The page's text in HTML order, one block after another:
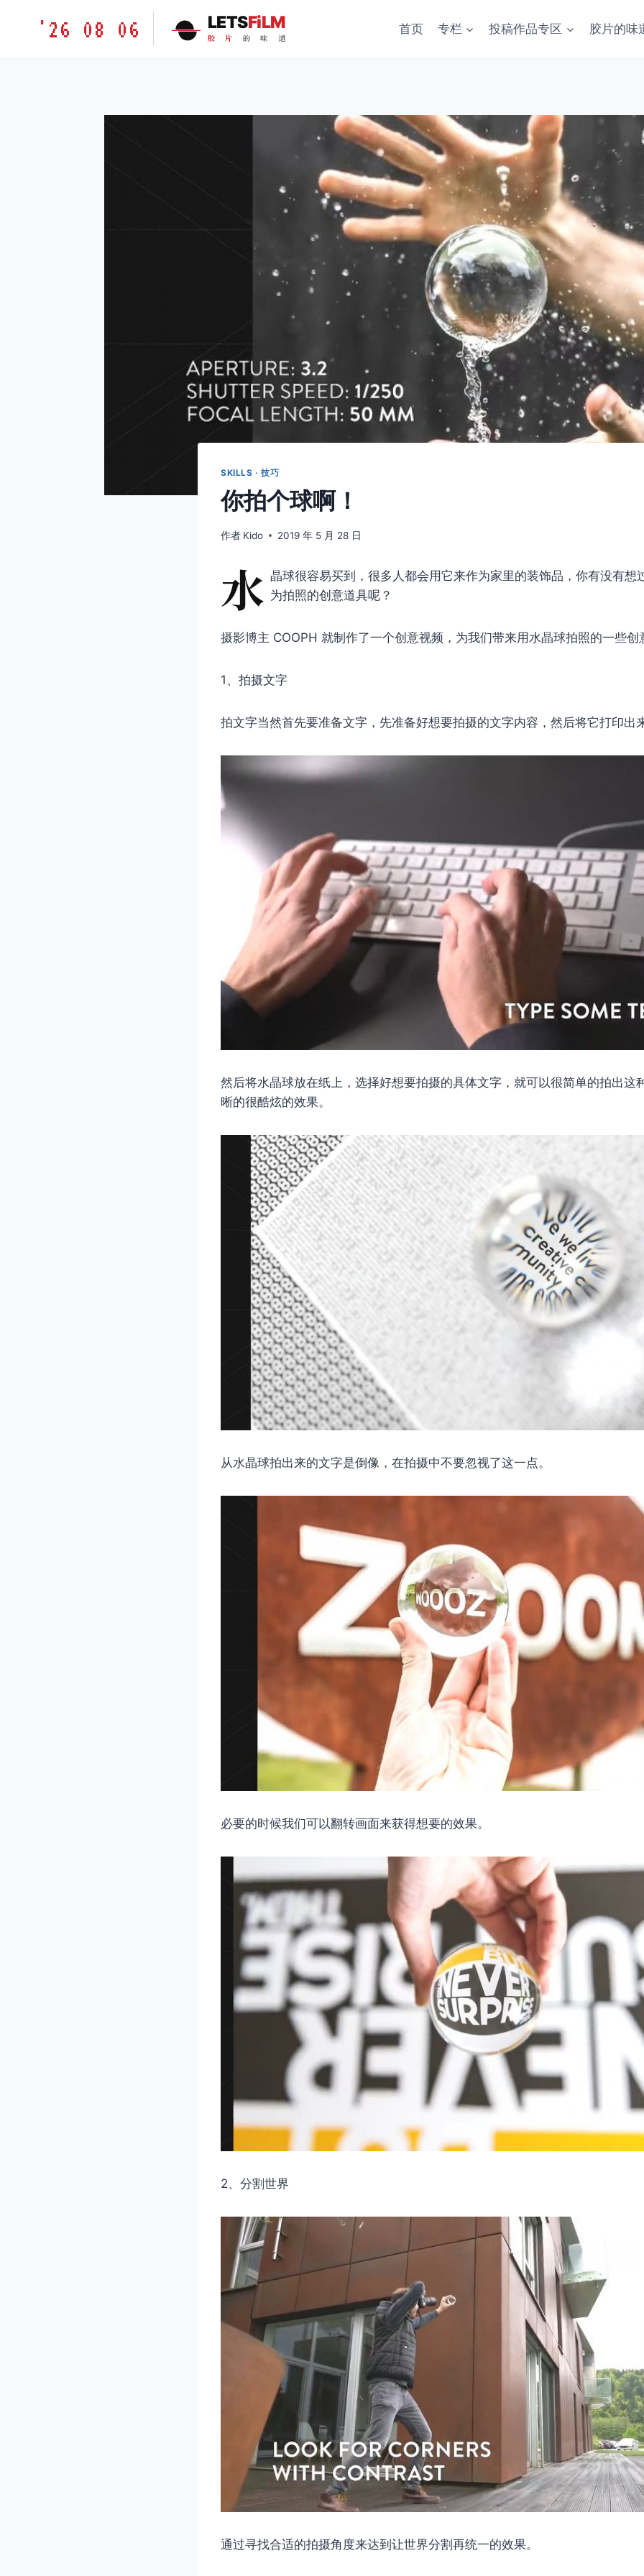
胶'26 08 06 LETSFiLM
胶 片 的 味 道
首页 专栏 投稿作品专区 胶片的味
SKILLS · 技巧
你拍个球啊！
作者 Kido 2019 年 5 月 28 日
水 晶球很容易买到，很多人都会用它来作为家里的装饰品，你有没有想
为拍照的创意道具呢？
摄影博主 COOPH 就制作了一个创意视频，为我们带来用水晶球拍照的一些创
1、拍摄文字
拍文字当然首先要准备文字，先准备好想要拍摄的文字内容，然后将它打印出
然后将水晶球放在纸上，选择好想要拍摄的具体文字，就可以很简单的拍出这
晰的很酷炫的效果。
从水晶球拍出来的文字是倒像，在拍摄中不要忽视了这一点。
必要的时候我们可以翻转画面来获得想要的效果。
2、分割世界
通过寻找合适的拍摄角度来达到让世界分割再统一的效果。